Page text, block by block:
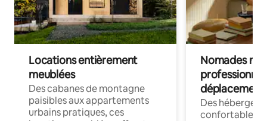
Locations entièrement
meublées
Des cabanes de montagne
paisibles aux appartements
urbains pratiques, ces
Nomades
déplacement
Des
confortables